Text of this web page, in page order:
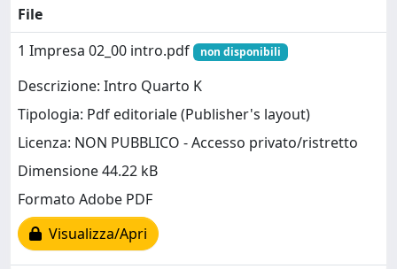
File
1 Impresa 02_00 intro.pdf
non disponibili
Descrizione: Intro Quarto K
Tipologia: Pdf editoriale (Publisher's layout)
Licenza: NON PUBBLICO - Accesso privato/ristretto
Dimensione 44.22 kB
Formato Adobe PDF
Visualizza/Apri